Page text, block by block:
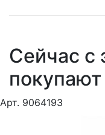
Сейчас с
покупают
Арт. 9064193